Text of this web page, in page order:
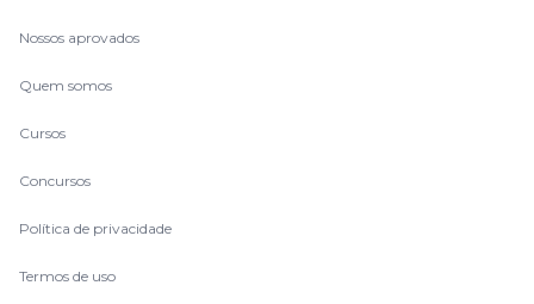
Nossos aprovados
Quem somos
Cursos
Concursos
Política de privacidade
Termos de uso